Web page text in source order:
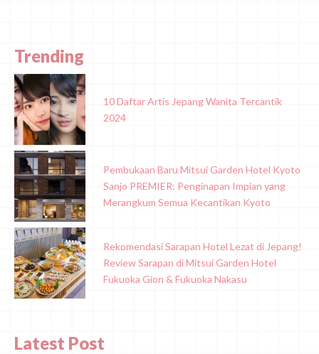
Trending
10 Daftar Artis Jepang Wanita Tercantik
2024
Pembukaan Baru Mitsui Garden Hotel Kyoto
Sanjo PREMIER: Penginapan Impian yang
Merangkum Semua Kecantikan Kyoto
Rekomendasi Sarapan Hotel Lezat di Jepang!
Review Sarapan di Mitsui Garden Hotel
Fukuoka Gion & Fukuoka Nakasu
Latest Post